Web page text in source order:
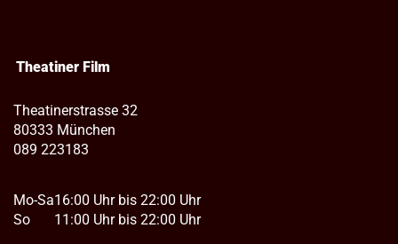
Theatiner Film
Theatinerstrasse 32
80333 München
089 223183
Mo-Sa
So
16:00 Uhr bis 22:00 Uhr
11:00 Uhr bis 22:00 Uhr